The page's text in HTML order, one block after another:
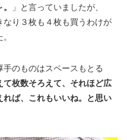
」と言っていましたが、
なり３枚も４枚も買うわけが
のものはスペースもとる
て枚数そろえて、それほど広
れば、これもいいね。と思い